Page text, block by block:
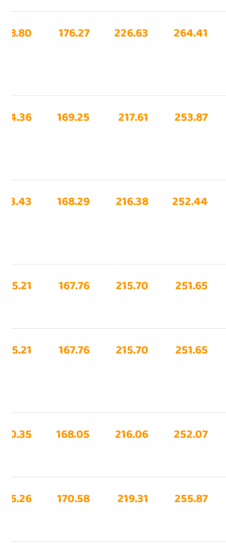
264.41
226.63
176.27
253.87
217.61
169.25
252.44
216.38
168.29
251.65
215.70
167.76
251.65
215.70
167.76
252.07
216.06
168.05
255.87
219.31
170.58